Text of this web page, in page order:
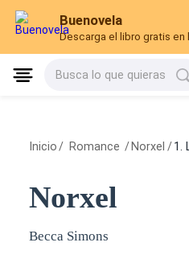
Buenovela
Descarga el libro gratis en
Busca lo que quieras
Inicio / Romance / Norxel / 1.
Norxel
Becca Simons